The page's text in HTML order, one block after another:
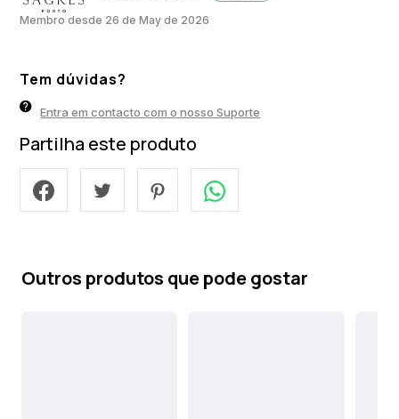
Membro desde 26 de May de 2026
Tem dúvidas?
Entra em contacto com o nosso Suporte
Partilha este produto
Outros produtos que pode gostar